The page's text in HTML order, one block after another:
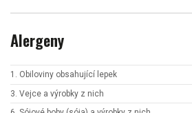
Alergeny
1. Obiloviny obsahující lepek
3. Vejce a výrobky z nich